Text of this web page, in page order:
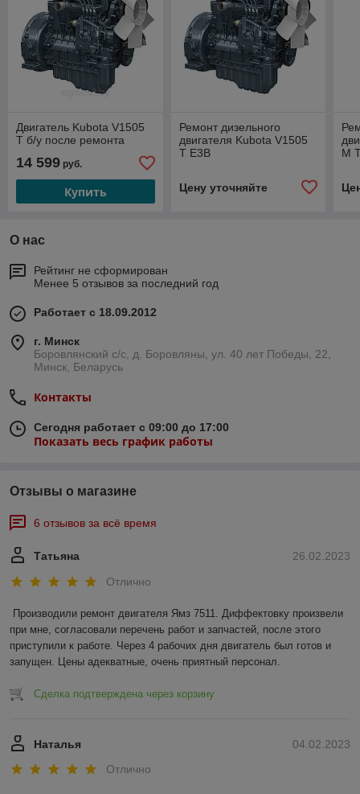
Двигатель Kubota V1505
T б/у после ремонта
14 599 руб.
Купить
Ремонт дизельного
двигателя Kubota V1505
T E3B
Цену уточняйте
M
О нас
Рейтинг не сформирован
Менее 5 отзывов за последний год
Работает с 18.09.2012
г. Минск
Боровлянский с/с, д. Боровляны, ул. 40 лет Победы, 22,
Минск, Беларусь
Контакты
Сегодня работает с 09:00 до 17:00
Показать весь график работы
Отзывы о магазине
6 отзывов за всё время
26.02.2023
Татьяна
Отлично
Производили ремонт двигателя Ямз 7511. Диффектовку произвели
при мне, согласовали перечень работ и запчастей, после этого
приступили к работе. Через 4 рабочих дня двигатель был готов и
запущен. Цены адекватные, очень приятный персонал.
Сделка подтверждена через корзину
04.02.2023
Наталья
Отлично